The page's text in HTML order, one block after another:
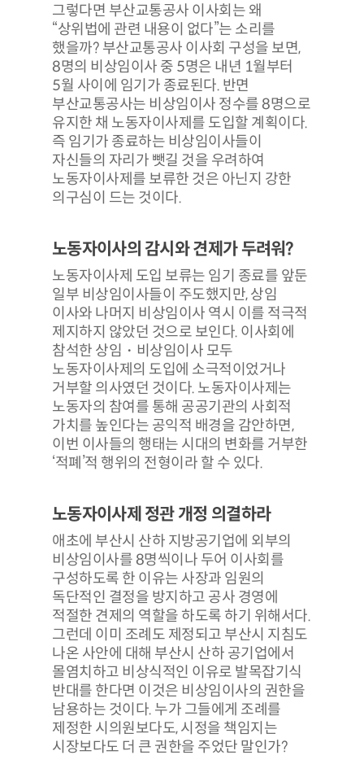
그렇다면 부산교통공사 이사회는 왜
“상위법에 관련 내용이 없다”는 소리를
했을까? 부산교통공사 이사회 구성을 보면,
8명의 비상임이사 중 5명은 내년 1월부터
5월 사이에 임기가 종료된다. 반면
부산교통공사는 비상임이사 정수를 8명으로
유지한 채 노동자이사제를 도입할 계획이다.
즉 임기가 종료하는 비상임이사들이
자신들의 자리가 뺏길 것을 우려하여
노동자이사제를 보류한 것은 아닌지 강한
의구심이 드는 것이다.
노동자이사의 감시와 견제가 두려워?
노동자이사제 도입 보류는 임기 종료를 앞둔
일부 비상임이사들이 주도했지만, 상임
이사와 나머지 비상임이사 역시 이를 적극적
제지하지 않았던 것으로 보인다. 이사회에
참석한 상임・비상임이사 모두
노동자이사제의 도입에 소극적이었거나
거부할 의사였던 것이다. 노동자이사제는
노동자의 참여를 통해 공공기관의 사회적
가치를 높인다는 공익적 배경을 감안하면,
이번 이사들의 행태는 시대의 변화를 거부한
‘적폐’적 행위의 전형이라 할 수 있다.
노동자이사제 정관 개정 의결하라
애초에 부산시 산하 지방공기업에 외부의
비상임이사를 8명씩이나 두어 이사회를
구성하도록 한 이유는 사장과 임원의
독단적인 결정을 방지하고 공사 경영에
적절한 견제의 역할을 하도록 하기 위해서다.
그런데 이미 조례도 제정되고 부산시 지침도
나온 사안에 대해 부산시 산하 공기업에서
몰염치하고 비상식적인 이유로 발목잡기식
반대를 한다면 이것은 비상임이사의 권한을
남용하는 것이다. 누가 그들에게 조례를
제정한 시의원보다도, 시정을 책임지는
시장보다도 더 큰 권한을 주었단 말인가?